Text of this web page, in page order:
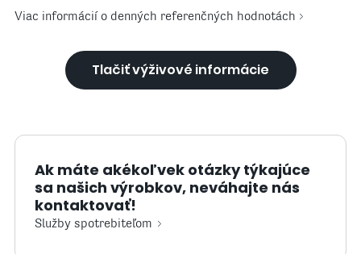
Viac informácií o denných referenčných hodnotách
Tlačiť výživové informácie
Ak máte akékoľvek otázky týkajúce
sa našich výrobkov, neváhajte nás
kontaktovať!
Služby spotrebiteľom